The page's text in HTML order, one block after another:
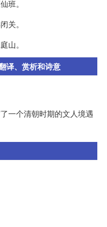
班。
关。
山。
译、赏析和诗意
一个清朝时期的文人境遇